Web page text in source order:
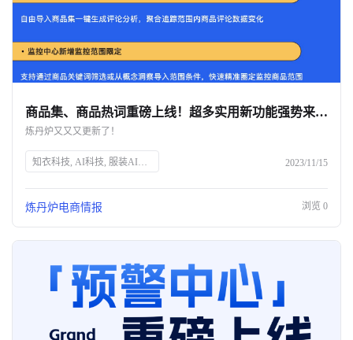
商品集、商品热词重磅上线！超多实用新功能强势来袭……
炼丹炉又又又更新了！
知衣科技, AI科技, 服装AI大数据, 炼丹炉, 商品评论分析, 监控中心, 行业数据, 商品热词, T+1数据更新, 概念洞察, 关键词筛选, 销售趋势, 属性分析 2023/11/15
炼丹炉电商情报 浏览 0